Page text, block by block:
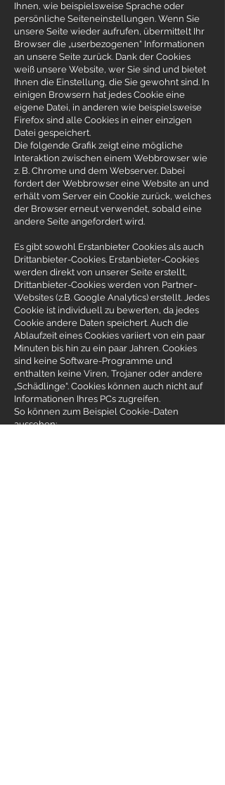
Ihnen, wie beispielsweise Sprache oder
persönliche Seiteneinstellungen. Wenn Sie
unsere Seite wieder aufrufen, übermittelt Ihr
Browser die „userbezogenen“ Informationen
an unsere Seite zurück. Dank der Cookies
weiß unsere Website, wer Sie sind und bietet
Ihnen die Einstellung, die Sie gewohnt sind. In
einigen Browsern hat jedes Cookie eine
eigene Datei, in anderen wie beispielsweise
Firefox sind alle Cookies in einer einzigen
Datei gespeichert.
Die folgende Grafik zeigt eine mögliche
Interaktion zwischen einem Webbrowser wie
z. B. Chrome und dem Webserver. Dabei
fordert der Webbrowser eine Website an und
erhält vom Server ein Cookie zurück, welches
der Browser erneut verwendet, sobald eine
andere Seite angefordert wird.
Es gibt sowohl Erstanbieter Cookies als auch
Drittanbieter-Cookies. Erstanbieter-Cookies
werden direkt von unserer Seite erstellt,
Drittanbieter-Cookies werden von Partner-
Websites (z.B. Google Analytics) erstellt. Jedes
Cookie ist individuell zu bewerten, da jedes
Cookie andere Daten speichert. Auch die
Ablaufzeit eines Cookies variiert von ein paar
Minuten bis hin zu ein paar Jahren. Cookies
sind keine Software-Programme und
enthalten keine Viren, Trojaner oder andere
„Schädlinge“. Cookies können auch nicht auf
Informationen Ihres PCs zugreifen.
So können zum Beispiel Cookie-Daten
aussehen: